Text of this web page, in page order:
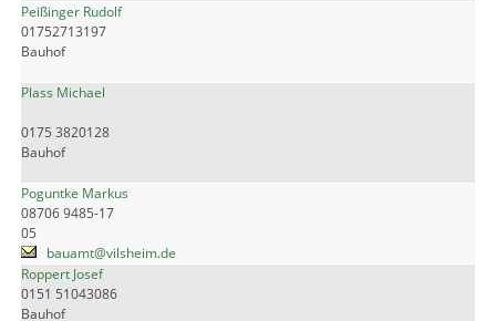
Peißinger Rudolf
01752713197
Bauhof
Plass Michael
0175 3820128
Bauhof
Poguntke Markus
08706 9485-17
05
bauamt@vilsheim.de
Roppert Josef
0151 51043086
Bauhof